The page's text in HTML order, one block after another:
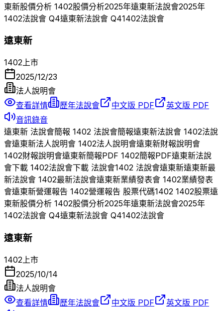
東新股價分析 1402股價分析2025年遠東新法說會2025年
1402法說會 Q4遠東新法說會 Q41402法說會
遠東新
1402上市
2025/12/23
法人說明會
查看詳情
歷年法說會 中文版 PDF
英文版 PDF
音訊錄音
遠東新 法說會簡報 1402 法說會簡報遠東新法說會 1402法說
會遠東新法人說明會 1402法人說明會遠東新財報說明會
1402財報說明會遠東新簡報PDF 1402簡報PDF遠東新法說
會下載 1402法說會下載 法說會1402 法說會遠東新遠東新最
新法說會 1402最新法說會遠東新業績發表會 1402業績發表
會遠東新營運報告 1402營運報告 股票代碼1402 1402股票遠
東新股價分析 1402股價分析2025年遠東新法說會2025年
1402法說會 Q4遠東新法說會 Q41402法說會
遠東新
1402 上市
2025/10/14
法人說明會
查看詳情
歷年法說會 中文版 PDF
英文版 PDF